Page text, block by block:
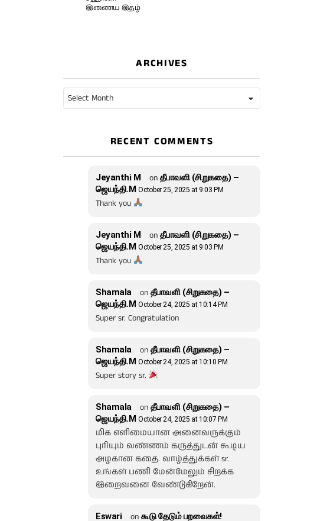
இணைய இதழ்
ARCHIVES
RECENT COMMENTS
Jeyanthi M on தீபாவளி (சிறுகதை) –
ஜெயந்தி.M October 25, 2025 at 9:03 PM
Thank you
Jeyanthi M on தீபாவளி (சிறுகதை) –
ஜெயந்தி.M October 25, 2025 at 9:03 PM
Thank you
Shamala onதீபாவளி (சிறுகதை) –
ஜெயந்தி.M October 24, 2025 at 10:14 PM
Super sr. Congratulation
Shamala onதீபாவளி (சிறுகதை) –
ஜெயந்தி.M October 24, 2025 at 10:10 PM
Super story sr.
Shamala onதீபாவளி (சிறுகதை) –
ஜெயந்தி.M October 24, 2025 at 10:07 PM
மிக எளிமையான அனைவருக்கும்
புரியும் வண்ணம் கருத்துடன் கூடிய
அழகான கதை. வாழ்த்துக்கள் sr.
உங்கள் பணி மேன்மேலும் சிறக்க
இறைவனை வேண்டுகிறேன்.
Eswari on கூடு தேடும் பறவைகள்!